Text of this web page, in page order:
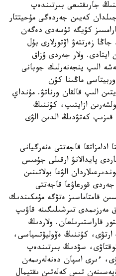
جارىقتىعى بىرتىندەپ
كەيىن جەردەگى مۇحيتتار
كۇيگە تۇسەدى دەگەن
زەرتتەۋ اۆتورلارى بۇل
ولار جەردى ۇزاق
الىپ ينجەنەرلىك جوبانى
ماڭىنا كۇن
الىپ قالقان ورناتۋ. مۇنداي
ازايتىپ، كۇننىڭ
قىزىپ كەتۋدىڭ الدىن الۋى
ادامزاتقا قاجەتتى ەنەرگيانى
پايدالانۋ ارقىلى جۇمىس
الۋعا بولاتىنىن
قورعاۋعا قاجەتتى
قامتاماسىز ەتۋگە مۇمكىندىك
مەرزىمدى تىرشىلىگىنە قاۋىپ
قاراستىرىلعان. ولاردىڭ
ارتۋى، كۇننىڭ ەۆوليۋتسياسى،
سۋدىڭ بىرتىندەپ
ءىرى اسپان دەنەلەرىمەن
تىس كەلەتىن ىقتيمال